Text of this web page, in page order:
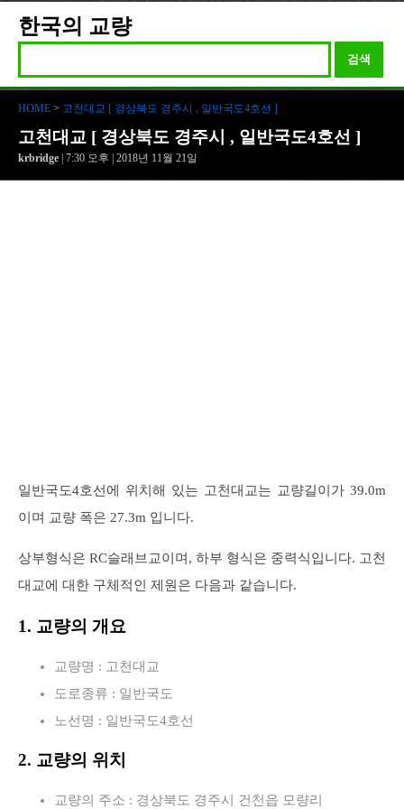
한국의 교량
검색
HOME > 고천대교 [ 경상북도 경주시 , 일반국도4호선 ]
고천대교 [ 경상북도 경주시 , 일반국도4호선 ]
krbridge | 7:30 오후 | 2018년 11월 21일
일반국도4호선에 위치해 있는 고천대교는 교량길이가 39.0m
이며 교량 폭은 27.3m 입니다.
상부형식은 RC슬래브교이며, 하부 형식은 중력식입니다. 고천
대교에 대한 구체적인 제원은 다음과 같습니다.
1. 교량의 개요
교량명 : 고천대교
도로종류 : 일반국도
노선명 : 일반국도4호선
2. 교량의 위치
교량의 주소 : 경상북도 경주시 건천읍 모량리